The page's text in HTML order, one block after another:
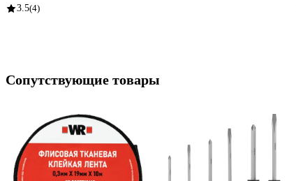
3.5(4)
Сопутствующие товары